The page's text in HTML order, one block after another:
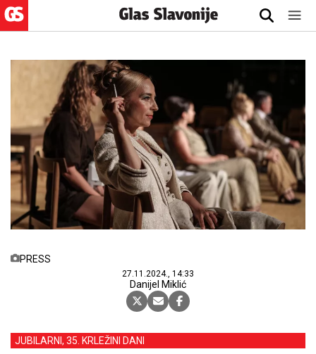
PRESS
27.11.2024., 14:33
Danijel Miklić
JUBILARNI, 35. KRLEŽINI DANI